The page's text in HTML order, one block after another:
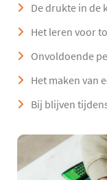
De drukte in de
Het leren voor
Onvoldoende
Het maken van
Bij blijven